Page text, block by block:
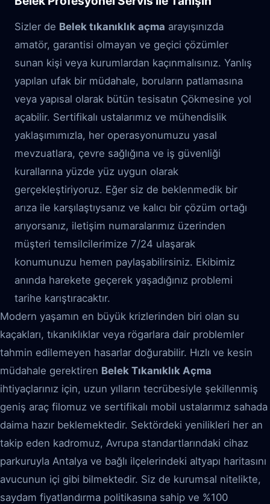
Sizler de Belek tıkanıklık açma arayışınızda
amatör, garantisi olmayan ve geçici çözümler
sunan kişi veya kurumlardan kaçınmalısınız. Yanlış
yapılan ufak bir müdahale, boruların patlamasına
veya yapısal olarak bütün tesisatın Çökmesine yol
açabilir. Sertifikalı ustalarımız ve mühendislik
yaklaşımımızla, her operasyonumuzu yasal
mevzuatlara, çevre sağlığına ve iş güvenliği
kurallarına yüzde yüz uygun olarak
gerçekleştiriyoruz. Eğer siz de beklenmedik bir
arıza ile karşılaştıysanız ve kalıcı bir çözüm ortağı
arıyorsanız, iletişim numaralarımız üzerinden
müşteri temsilcilerimize 7/24 ulaşarak
konumunuzu hemen paylaşabilirsiniz. Ekibimiz
anında harekete geçerek yaşadığınız problemi
tarihe karıştıracaktır.
Modern yaşamın en büyük krizlerinden biri olan su
kaçakları, tıkanıklıklar veya rögarlara dair problemler
tahmin edilemeyen hasarlar doğurabilir. Hızlı ve kesin
müdahale gerektiren Belek Tıkanıklık Açma
ihtiyaçlarınız için, uzun yılların tecrübesiyle şekillenmiş
geniş araç filomuz ve sertifikalı mobil ustalarımız sahada
daima hazır beklemektedir. Sektördeki yenilikleri her an
takip eden kadromuz, Avrupa standartlarındaki cihaz
parkuruyla Antalya ve bağlı ilçelerindeki altyapı haritasını
avucunun içi gibi bilmektedir. Siz de kurumsal nitelikte,
saydam fiyatlandırma politikasına sahip ve %100